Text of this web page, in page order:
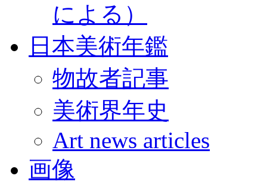
による）
日本美術年鑑
物故者記事
美術界年史
Art news articles
画像